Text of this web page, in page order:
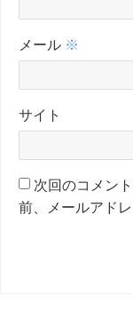
メール ※
サイト
次回のコメン
前、メールアド